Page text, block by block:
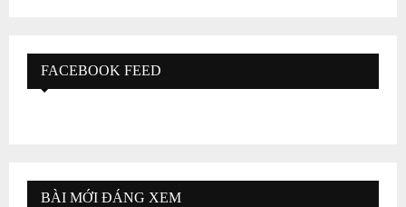
FACEBOOK FEED
BÀI MỚI ĐÁNG XEM